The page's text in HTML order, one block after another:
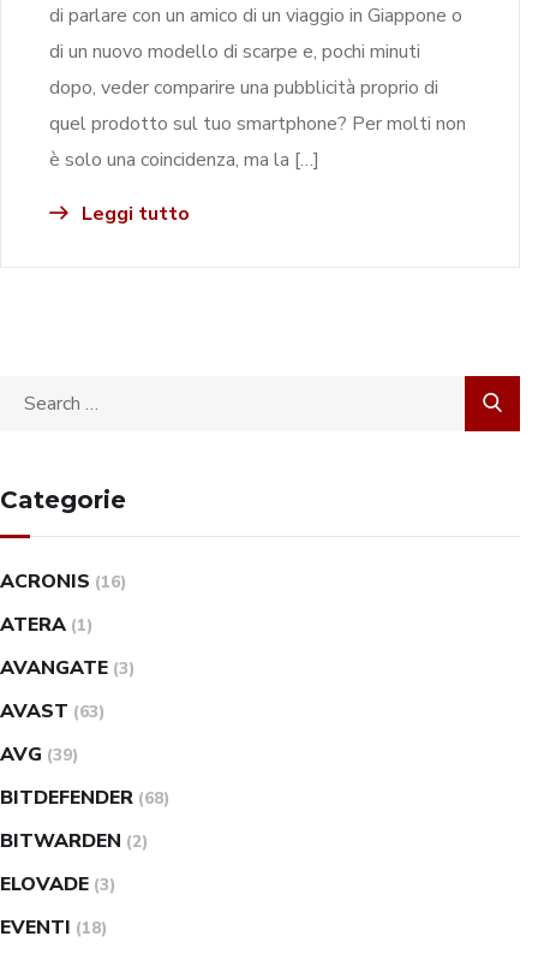
di parlare con un amico di un viaggio in Giappone o
di un nuovo modello di scarpe e, pochi minuti
dopo, veder comparire una pubblicità proprio di
quel prodotto sul tuo smartphone? Per molti non
è solo una coincidenza, ma la […]
Leggi tutto
Categorie
ACRONIS (16)
ATERA (1)
AVANGATE (3)
AVAST (63)
AVG (39)
BITDEFENDER (68)
BITWARDEN (2)
ELOVADE (3)
EVENTI (18)